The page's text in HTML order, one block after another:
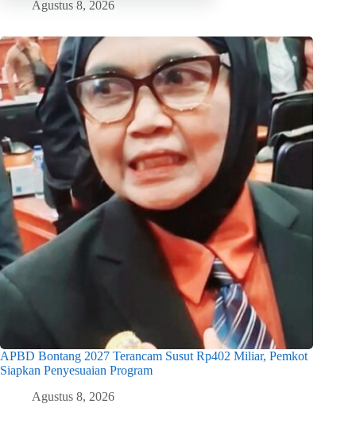
Agustus 8, 2026
APBD Bontang 2027 Terancam Susut Rp402 Miliar, Pemkot
Siapkan Penyesuaian Program
Agustus 8, 2026